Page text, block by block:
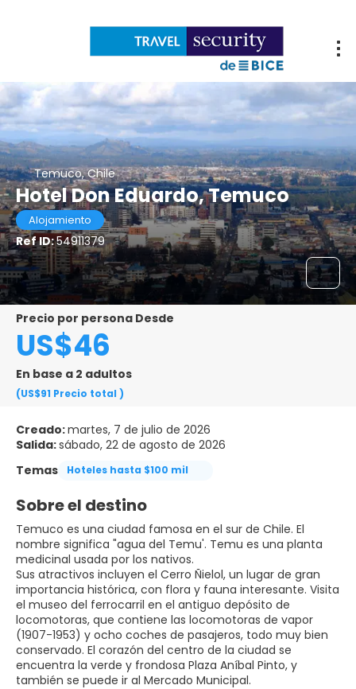
Temuco, Chile
Hotel Don Eduardo, Temuco
Alojamiento
Ref ID:54911379
Precio por persona Desde
US$46
En base a 2 adultos
(US$91 Precio total )
Creado:martes, 7 de julio de 2026
Salida:sábado, 22 de agosto de 2026
Temas
Hoteles hasta $100 mil
Sobre el destino
Temuco es una ciudad famosa en el sur de Chile. El
nombre significa "agua del Temu'. Temu es una planta
medicinal usada por los nativos.
Sus atractivos incluyen el Cerro Ñielol, un lugar de gran
importancia histórica, con flora y fauna interesante. Visita
el museo del ferrocarril en el antiguo depósito de
locomotoras, que contiene las locomotoras de vapor
(1907-1953) y ocho coches de pasajeros, todo muy bien
conservado. El corazón del centro de la ciudad se
encuentra la verde y frondosa Plaza Aníbal Pinto, y
también se puede ir al Mercado Municipal.